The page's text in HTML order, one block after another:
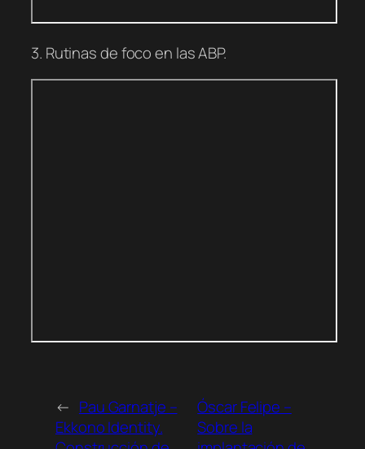
3. Rutinas de foco en las ABP.
← Pau Garnatje –
Ekkono Identity.
Óscar Felipe –
Sobre la